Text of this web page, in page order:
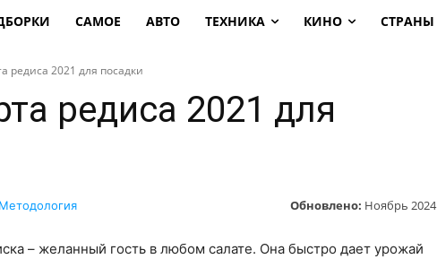
САМОЕ АВТО ТЕХНИКА КИНО СТРАНЫ
редиса 2021 для посадки
редиса 2021 для
Обновлено: Ноябрь 2024
Методология
– желанный гость в любом салате. Она быстро дает урожай